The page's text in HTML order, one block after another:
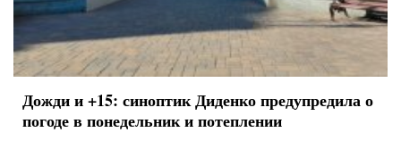
Дожди и +15: синоптик Диденко предупредила о
погоде в понедельник и потеплении